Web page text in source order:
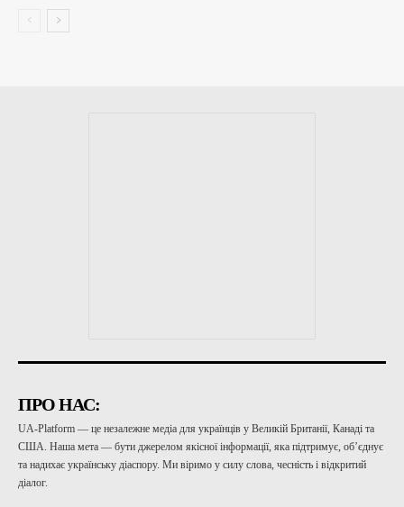
ПРО НАС:
UA-Platform — це незалежне медіа для українців у Великій Британії, Канаді та
США. Наша мета — бути джерелом якісної інформації, яка підтримує, об’єднує
та надихає українську діаспору. Ми віримо у силу слова, чесність і відкритий
діалог.